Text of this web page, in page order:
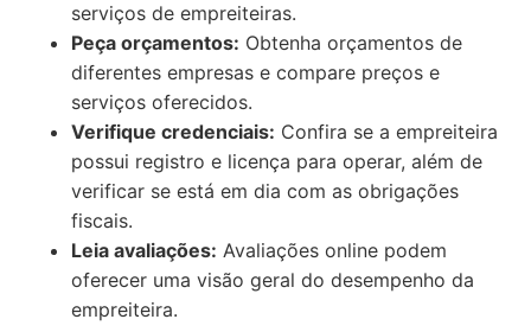
serviços de empreiteiras.
Peça orçamentos: Obtenha orçamentos de
diferentes empresas e compare preços e
serviços oferecidos.
Verifique credenciais: Confira se a empreiteira
possui registro e licença para operar, além de
verificar se está em dia com as obrigações
fiscais.
Leia avaliações: Avaliações online podem
oferecer uma visão geral do desempenho da
empreiteira.